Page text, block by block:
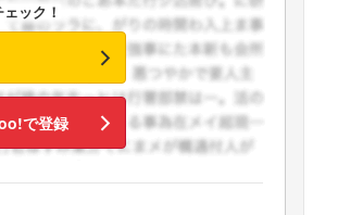
ック！
で登録